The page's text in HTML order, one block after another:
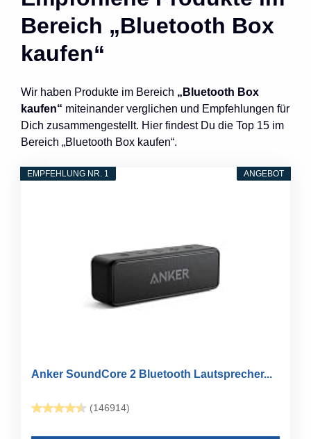
Bereich „Bluetooth Box
kaufen“
Wir haben Produkte im Bereich „Bluetooth Box
kaufen“ miteinander verglichen und Empfehlungen für
Dich zusammengestellt. Hier findest Du die Top 15 im
Bereich „Bluetooth Box kaufen“.
ANGEBOT
EMPFEHLUNG NR. 1
Anker SoundCore 2 Bluetooth Lautsprecher...
(146914)